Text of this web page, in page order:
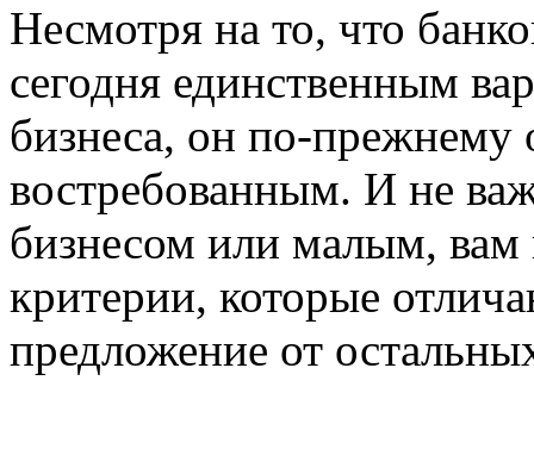
Несмотря на то, что
сегодня единственным
бизнеса, он по-прежнему
востребованным. И не
бизнесом или малым,
критерии, которые
предложение от